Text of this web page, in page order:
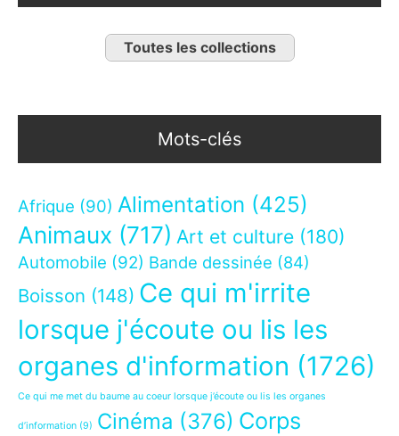
Toutes les collections
Mots-clés
Afrique (90) Alimentation (425)
Animaux (717) Art et culture (180)
Automobile (92) Bande dessinée (84)
Boisson (148) Ce qui m'irrite
lorsque j'écoute ou lis les
organes d'information (1726)
Ce qui me met du baume au coeur lorsque j’écoute ou lis les organes
d’information (9) Cinéma (376) Corps